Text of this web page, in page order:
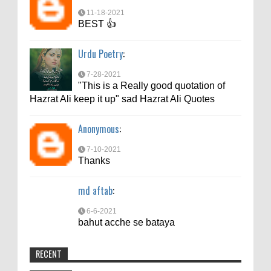
11-18-2021
BEST 👍
Urdu Poetry:
7-28-2021
"This is a Really good quotation of
Hazrat Ali keep it up" sad Hazrat Ali Quotes
Anonymous:
7-10-2021
Thanks
md aftab:
6-6-2021
bahut acche se bataya
RECENT